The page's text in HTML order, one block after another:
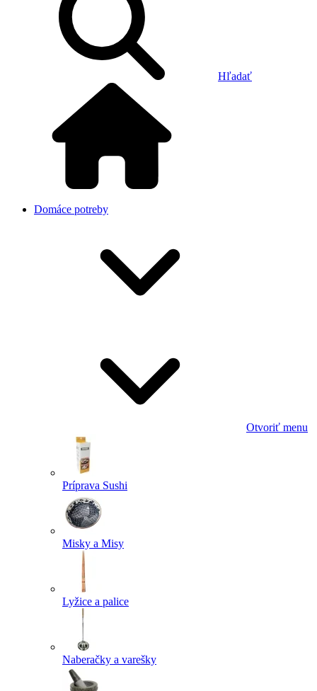
Hľadať
Domáce potreby
Otvoriť menu
Príprava Sushi
Misky a Misy
Lyžice a palice
Naberačky a varešky